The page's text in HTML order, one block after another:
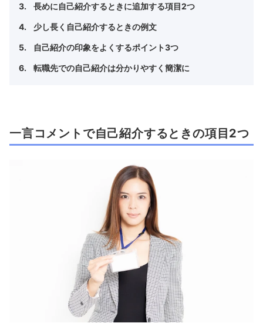
長めに自己紹介するときに追加する項目2つ
少し長く自己紹介するときの例文
自己紹介の印象をよくするポイント3つ
転職先での自己紹介は分かりやすく簡潔に
一言コメントで自己紹介するときの項目2つ